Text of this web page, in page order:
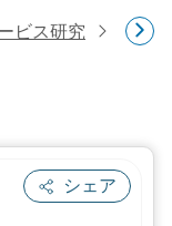
ビス研究 繊維
シェア